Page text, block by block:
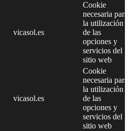
vicasol.es
Cookie
necesaria para
la utilización
de las
opciones y
servicios del
sitio web
vicasol.es
Cookie
necesaria para
la utilización
de las
opciones y
servicios del
sitio web